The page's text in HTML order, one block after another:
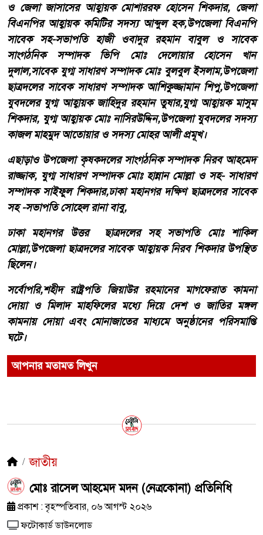
ও জেলা জাসাসের আহ্বায়ক মোশাররফ হোসেন শিকদার, জেলা
বিএনপির আহ্বায়ক কমিটির সদস্য আব্দুল হক,উপজেলা বিএনপি
সাবেক সহ-সভাপতি হাজী ওবাদুর রহমান বাবুল ও সাবেক
সাংগঠনিক সম্পাদক ভিপি মোঃ দেলোয়ার হোসেন খান
দুলাল,সাবেক যুগ্ম সাধারণ সম্পাদক মোঃ বুলবুল ইসলাম,উপজেলা
ছাত্রদলের সাবেক সাধারণ সম্পাদক আশিকুজ্জামান শিপু,উপজেলা
যুবদলের যুগ্ম আহ্বায়ক জাহিদুর রহমান তুষার,যুগ্ম আহ্বায়ক মাসুম
শিকদার, যুগ্ম আহ্বায়ক মোঃ নাসিরউদ্দিন,উপজেলা যুবদলের সদস্য
কাজল মাহমুদ আতোয়ার ও সদস্য মোহর আলী প্রমূখ।
এছাড়াও উপজেলা কৃষকদলের সাংগঠনিক সম্পাদক নিরব আহমেদ
রাজ্জাক, যুগ্ম সাধারণ সম্পাদক মোঃ হান্নান মোল্লা ও সহ- সাধারণ
সম্পাদক সাইফুল শিকদার,ঢাকা মহানগর দক্ষিণ ছাত্রদলের সাবেক
সহ -সভাপতি সোহেল রানা বাবু,
ঢাকা মহানগর উত্তর ছাত্রদলের সহ সভাপতি মোঃ শাকিল
মোল্লা,উপজেলা ছাত্রদলের সাবেক আহ্বায়ক নিরব শিকদার উপস্থিত
ছিলেন।
সর্বোপরি,শহীদ রাষ্ট্রপতি জিয়াউর রহমানের মাগফেরাত কামনা
দোয়া ও মিলাদ মাহফিলের মধ্যে দিয়ে দেশ ও জাতির মঙ্গল
কামনায় দোয়া এবং মোনাজাতের মাধ্যমে অনুষ্ঠানের পরিসমাপ্তি
ঘটে।
আপনার মতামত লিখুন
জাতীয়
মোঃ রাসেল আহমেদ মদন (নেত্রকোনা) প্রতিনিধি
প্রকাশ : বৃহস্পতিবার, ০৬ আগস্ট ২০২৬
ফটোকার্ড ডাউনলোড